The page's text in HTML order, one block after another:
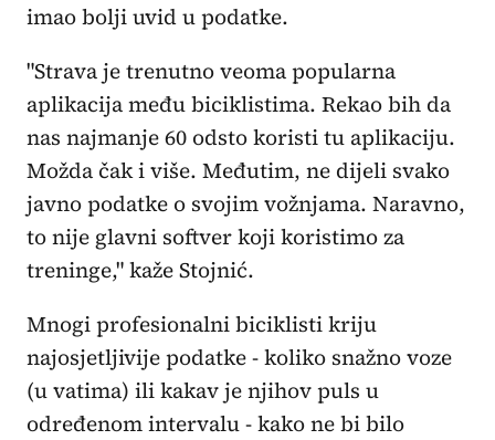
imao bolji uvid u podatke.
"Strava je trenutno veoma popularna
aplikacija među biciklistima. Rekao bih da
nas najmanje 60 odsto koristi tu aplikaciju.
Možda čak i više. Međutim, ne dijeli svako
javno podatke o svojim vožnjama. Naravno,
to nije glavni softver koji koristimo za
treninge," kaže Stojnić.
Mnogi profesionalni biciklisti kriju
najosjetljivije podatke - koliko snažno voze
(u vatima) ili kakav je njihov puls u
određenom intervalu - kako ne bi bilo